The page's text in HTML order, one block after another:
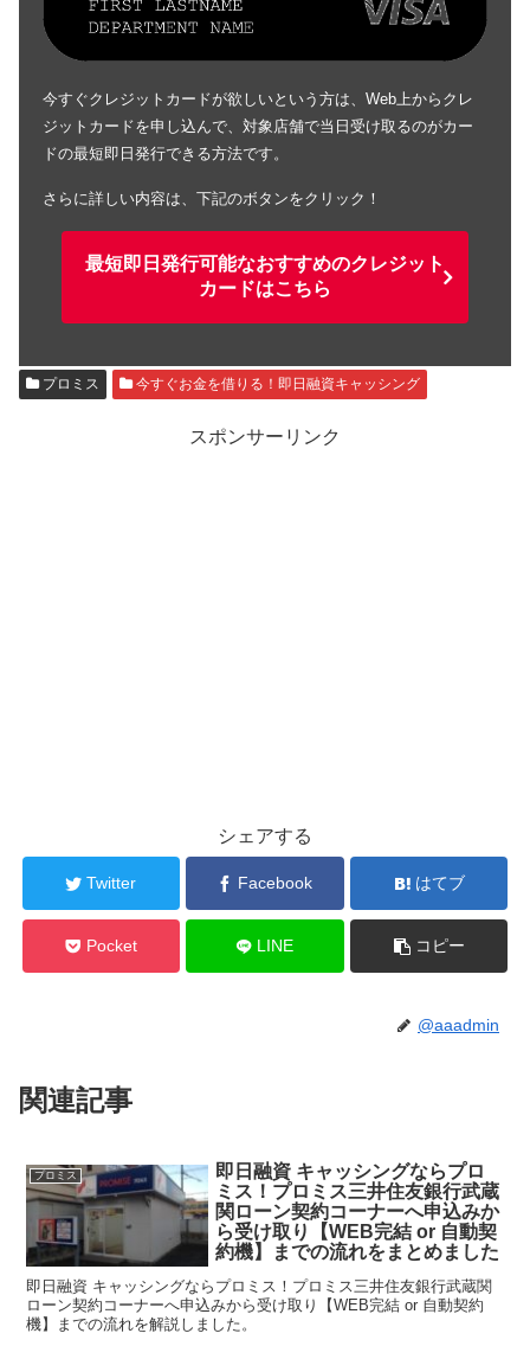
今すぐクレジットカードが欲しいという方は、Web上からクレ
ジットカードを申し込んで、対象店舗で当日受け取るのがカー
ドの最短即日発行できる方法です。
さらに詳しい内容は、下記のボタンをクリック！
最短即日発行可能なおすすめのクレジット
カードはこちら
プロミス 今すぐお金を借りる！即日融資キャッシング
スポンサーリンク
シェアする
Twitter Facebook はてブ
Pocket LINE コピー
@aaadmin
関連記事
プロミス
即日融資 キャッシングならプロ
ミス！プロミス三井住友銀行武蔵
関ローン契約コーナーへ申込みか
ら受け取り【WEB完結 or 自動契
約機】までの流れをまとめました
即日融資 キャッシングならプロミス！プロミス三井住友銀行武蔵関
ローン契約コーナーへ申込みから受け取り【WEB完結 or 自動契約
機】までの流れを解説しました。